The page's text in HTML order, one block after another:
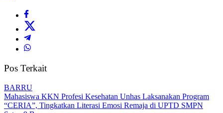
Pos Terkait
BARRU
Mahasiswa KKN Profesi Kesehatan Unhas Laksanakan Program
“CERIA”, Tingkatkan Literasi Emosi Remaja di UPTD SMPN